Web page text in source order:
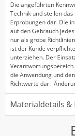
Die angeführten
Technik und stellen
Erprobungen dar. Die
auf den Gebrauch
nur als grobe
ist der Kunde
unterziehen. Der
Verantwortungsbereich
die Anwendung und
Richtwerte dar.
Materialdetails &